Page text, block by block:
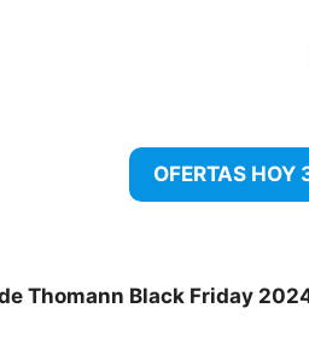
OFERTAS HOY
Thomann Black Friday